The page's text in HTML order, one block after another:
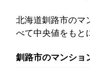
北海道釧路市のマ
べて中央値をもと
釧路市のマンショ